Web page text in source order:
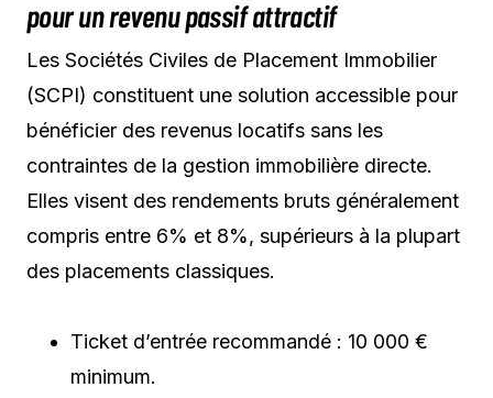
pour un revenu passif attractif
Les Sociétés Civiles de Placement Immobilier
(SCPI) constituent une solution accessible pour
bénéficier des revenus locatifs sans les
contraintes de la gestion immobilière directe.
Elles visent des rendements bruts généralement
compris entre 6% et 8%, supérieurs à la plupart
des placements classiques.
Ticket d’entrée recommandé : 10 000 €
minimum.